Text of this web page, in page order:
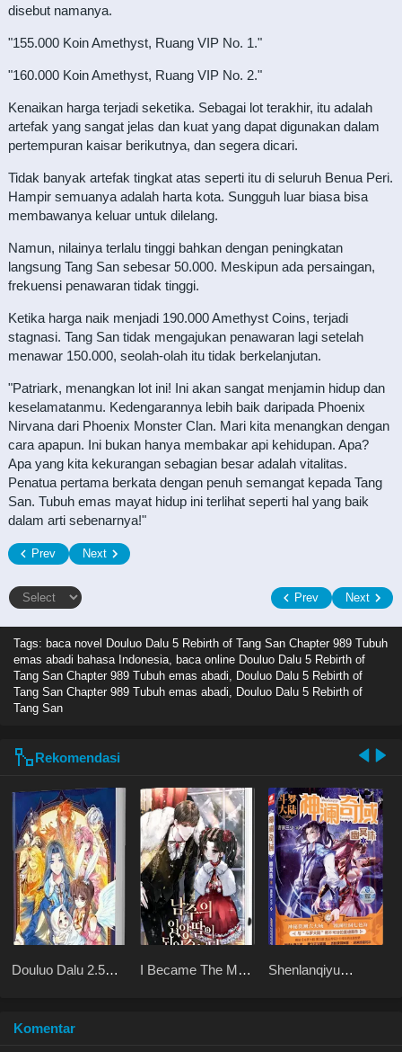
disebut namanya.
"155.000 Koin Amethyst, Ruang VIP No. 1."
"160.000 Koin Amethyst, Ruang VIP No. 2."
Kenaikan harga terjadi seketika. Sebagai lot terakhir, itu adalah
artefak yang sangat jelas dan kuat yang dapat digunakan dalam
pertempuran kaisar berikutnya, dan segera dicari.
Tidak banyak artefak tingkat atas seperti itu di seluruh Benua Peri.
Hampir semuanya adalah harta kota. Sungguh luar biasa bisa
membawanya keluar untuk dilelang.
Namun, nilainya terlalu tinggi bahkan dengan peningkatan
langsung Tang San sebesar 50.000. Meskipun ada persaingan,
frekuensi penawaran tidak tinggi.
Ketika harga naik menjadi 190.000 Amethyst Coins, terjadi
stagnasi. Tang San tidak mengajukan penawaran lagi setelah
menawar 150.000, seolah-olah itu tidak berkelanjutan.
"Patriark, menangkan lot ini! Ini akan sangat menjamin hidup dan
keselamatanmu. Kedengarannya lebih baik daripada Phoenix
Nirvana dari Phoenix Monster Clan. Mari kita menangkan dengan
cara apapun. Ini bukan hanya membakar api kehidupan. Apa?
Apa yang kita kekurangan sebagian besar adalah vitalitas.
Penatua pertama berkata dengan penuh semangat kepada Tang
San. Tubuh emas mayat hidup ini terlihat seperti hal yang baik
dalam arti sebenarnya!"
Prev Next
Prev Next
Tags: baca novel Douluo Dalu 5 Rebirth of Tang San Chapter 989 Tubuh
emas abadi bahasa Indonesia, baca online Douluo Dalu 5 Rebirth of
Tang San Chapter 989 Tubuh emas abadi, Douluo Dalu 5 Rebirth of
Tang San Chapter 989 Tubuh emas abadi, Douluo Dalu 5 Rebirth of
Tang San
Rekomendasi
Douluo Dalu 2.5
I Became The Male
Shenlanqiyu
Komentar